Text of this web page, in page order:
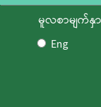
မူလစာမျက်နှာ
Eng